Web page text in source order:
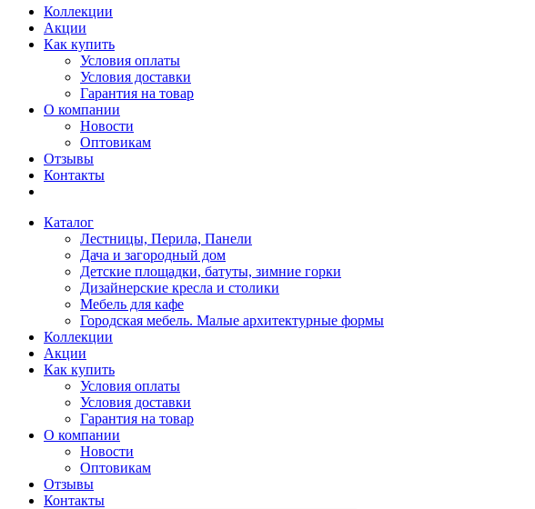
Коллекции
Акции
Как купить
Условия оплаты
Условия доставки
Гарантия на товар
О компании
Новости
Оптовикам
Отзывы
Контакты
Каталог
Лестницы, Перила, Панели
Дача и загородный дом
Детские площадки, батуты, зимние горки
Дизайнерские кресла и столики
Мебель для кафе
Городская мебель. Малые архитектурные формы
Коллекции
Акции
Как купить
Условия оплаты
Условия доставки
Гарантия на товар
О компании
Новости
Оптовикам
Отзывы
Контакты